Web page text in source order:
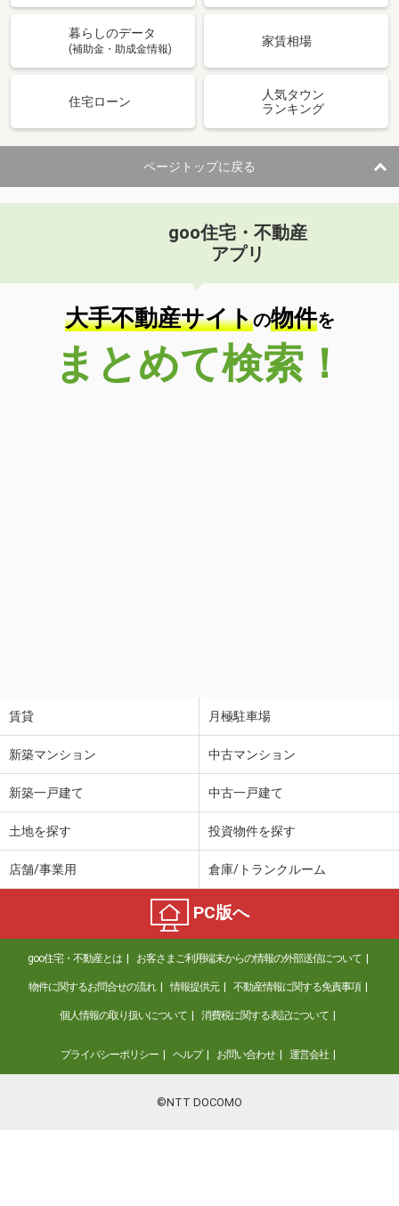
暮らしのデータ
(補助金・助成金情報)
家賃相場
住宅ローン
人気タウン
ランキング
ページトップに戻る
goo住宅・不動産
アプリ
大手不動産サイトの物件を
まとめて検索！
賃貸 月極駐車場
新築マンション 中古マンション
新築一戸建て 中古一戸建て
土地を探す 投資物件を探す
店舗/事業用 倉庫/トランクルーム
PC版へ
goo住宅・不動産とは お客さまご利用端末からの情報の外部送信について
物件に関するお問合せの流れ 情報提供元 不動産情報に関する免責事項
個人情報の取り扱いについて 消費税に関する表記について
プライバシーポリシー ヘルプ お問い合わせ 運営会社
©NTT DOCOMO